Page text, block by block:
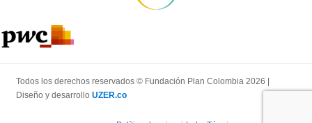
Todos los derechos reservados © Fundación Plan Colombia 2026 |
Diseño y desarrollo UZER.co